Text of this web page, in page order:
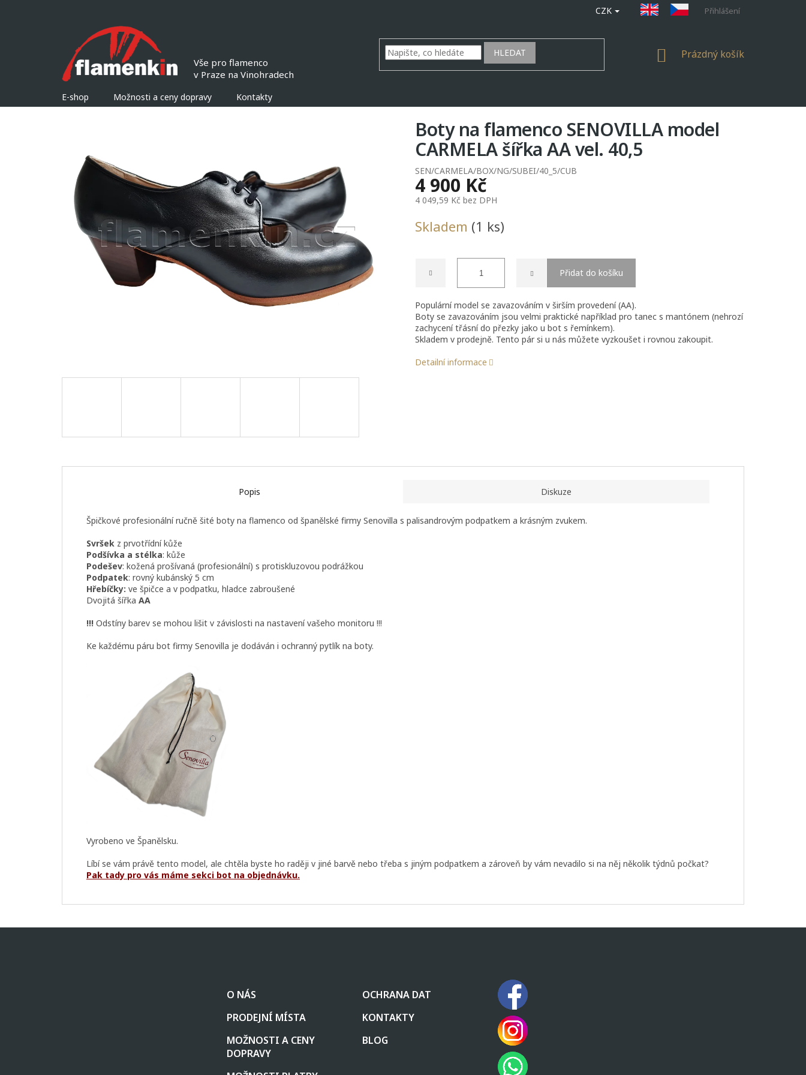
CZK Přihlášení
HLEDAT
NÁKUPNÍ
Prázdný košík
E-shop Možnosti a ceny dopravy Kontakty
Boty na flamenco SENOVILLA model
CARMELA šířka AA vel. 40,5
SEN/CARMELA/BOX/NG/SUBEI/40_5/CUB
4 900 Kč
4 049,59 Kč bez DPH
cena:
Skladem (1 ks)
Přidat do košíku
Populární model se zavazováním v širším provedení (AA).
Boty se zavazováním jsou velmi praktické například pro tanec s mantónem (nehrozí
zachycení třásní do přezky jako u bot s řemínkem).
Skladem v prodejně. Tento pár si u nás můžete vyzkoušet i rovnou zakoupit.
Detailní informace
Popis Diskuze
Špičkové profesionální ručně šité boty na flamenco od španělské firmy Senovilla s palisandrovým podpatkem a krásným zvukem.
Svršek z prvotřídní kůže
Podšívka a stélka: kůže
Podešev: kožená prošívaná (profesionální) s protiskluzovou podrážkou
Podpatek: rovný kubánský 5 cm
Hřebíčky: ve špičce a v podpatku, hladce zabroušené
Dvojitá šířka AA
!!! Odstíny barev se mohou lišit v závislosti na nastavení vašeho monitoru !!!
Ke každému páru bot firmy Senovilla je dodáván i ochranný pytlík na boty.
Vyrobeno ve Španělsku.
Líbí se vám právě tento model, ale chtěla byste ho raději v jiné barvě nebo třeba s jiným podpatkem a zároveň by vám nevadilo si na něj několik týdnů počkat?
Pak tady pro vás máme sekci bot na objednávku.
Z
O NÁS
PRODEJNÍ MÍSTA
MOŽNOSTI A CENY
DOPRAVY
OCHRANA DAT
KONTAKTY
BLOG